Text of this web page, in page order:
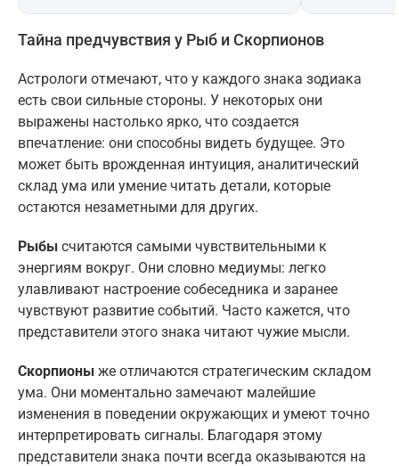
Тайна предчувствия у Рыб и Скорпионов
Астрологи отмечают, что у каждого знака зодиака
есть свои сильные стороны. У некоторых они
выражены настолько ярко, что создается
впечатление: они способны видеть будущее. Это
может быть врожденная интуиция, аналитический
склад ума или умение читать детали, которые
остаются незаметными для других.
Рыбы считаются самыми чувствительными к
энергиям вокруг. Они словно медиумы: легко
улавливают настроение собеседника и заранее
чувствуют развитие событий. Часто кажется, что
представители этого знака читают чужие мысли.
Скорпионы же отличаются стратегическим складом
ума. Они моментально замечают малейшие
изменения в поведении окружающих и умеют точно
интерпретировать сигналы. Благодаря этому
представители знака почти всегда оказываются на